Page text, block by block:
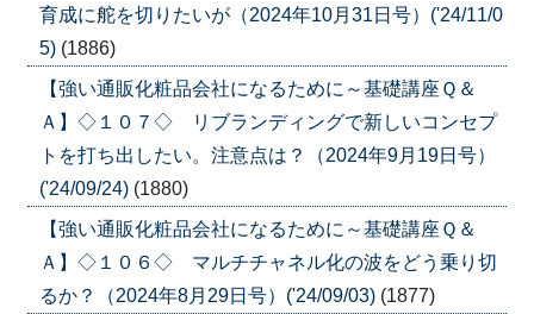
育成に舵を切りたいが（2024年10月31日号）('24/11/0
5) (1886)
【強い通販化粧品会社になるために～基礎講座Ｑ＆
Ａ】◇１０７◇ リブランディングで新しいコンセプ
トを打ち出したい。注意点は？（2024年9月19日号）
('24/09/24) (1880)
【強い通販化粧品会社になるために～基礎講座Ｑ＆
Ａ】◇１０６◇ マルチチャネル化の波をどう乗り切
るか？（2024年8月29日号）('24/09/03) (1877)